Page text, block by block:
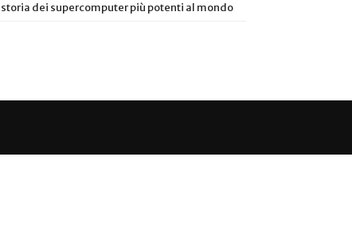
storia dei supercomputer più potenti al mondo